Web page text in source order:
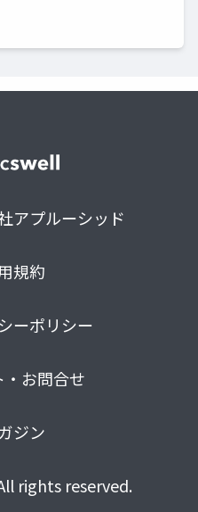
アプルーシッド
規約
ーポリシー
・お問合せ
ジン
rights reserved.